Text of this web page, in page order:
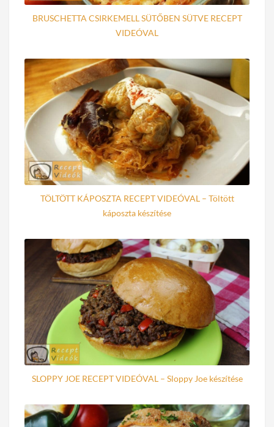
BRUSCHETTA CSIRKEMELL SÜTŐBEN SÜTVE RECEPT
VIDEÓVAL
TÖLTÖTT KÁPOSZTA RECEPT VIDEÓVAL – Töltött
káposzta készítése
SLOPPY JOE RECEPT VIDEÓVAL – Sloppy Joe készítése